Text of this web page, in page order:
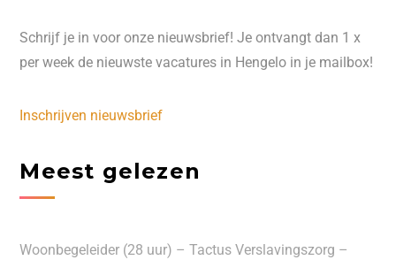
Schrijf je in voor onze nieuwsbrief! Je ontvangt dan 1 x
per week de nieuwste vacatures in Hengelo in je mailbox!
Inschrijven nieuwsbrief
Meest gelezen
Woonbegeleider (28 uur) – Tactus Verslavingszorg –